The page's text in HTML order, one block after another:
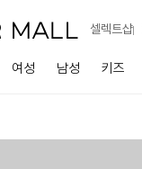
셀렉트샵
여성 남성 키즈